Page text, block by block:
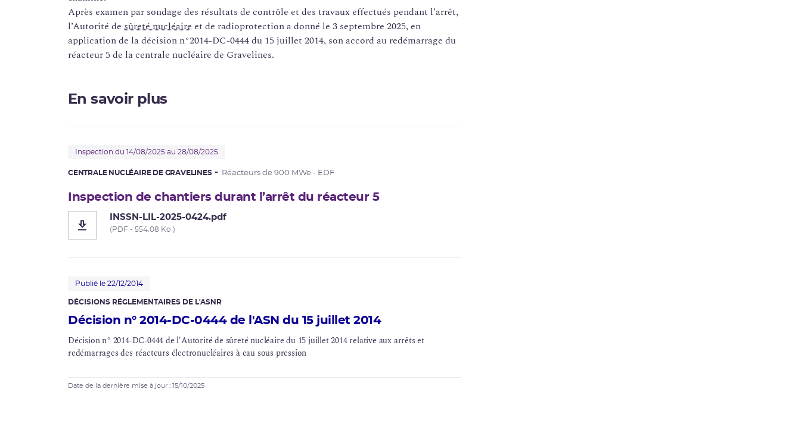
Après examen par sondage des résultats de contrôle et des travaux effectués pendant l’arrêt,
l’Autorité de sûreté nucléaire et de radioprotection a donné le 3 septembre 2025, en
application de la décision n°2014-DC-0444 du 15 juillet 2014, son accord au redémarrage du
réacteur 5 de la centrale nucléaire de Gravelines.
En savoir plus
Inspection du 14/08/2025 au 28/08/2025
CENTRALE NUCLÉAIRE DE GRAVELINES Réacteurs de 900 MWe - EDF
Inspection de chantiers durant l’arrêt du réacteur 5
INSSN-LIL-2025-0424.pdf
(PDF - 554.08 Ko )
Publié le 22/12/2014
DÉCISIONS RÉGLEMENTAIRES DE L'ASNR
Décision n° 2014-DC-0444 de l'ASN du 15 juillet 2014
Décision n° 2014-DC-0444 de l'Autorité de sûreté nucléaire du 15 juillet 2014 relative aux arrêts et
redémarrages des réacteurs électronucléaires à eau sous pression
Date de la dernière mise à jour : 15/10/2025